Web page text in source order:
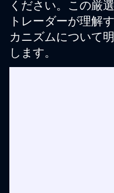
引
ブ
ロ
ー
ください。この厳
トレーダーが理解
カニズムについて
します。